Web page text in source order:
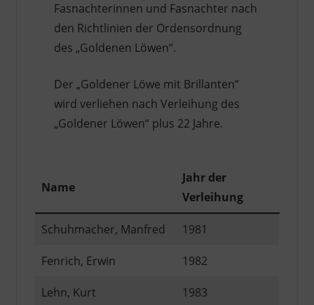
Fasnachterinnen und Fasnachter nach
den Richtlinien der Ordensordnung
des „Goldenen Löwen“.
Der „Goldener Löwe mit Brillanten“
wird verliehen nach Verleihung des
„Goldener Löwen“ plus 22 Jahre.
Name
Jahr der
Verleihung
Schuhmacher, Manfred 1981
Fenrich, Erwin 1982
Lehn, Kurt 1983